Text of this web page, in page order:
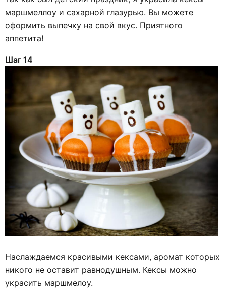
маршмеллоу и сахарной глазурью. Вы можете
оформить выпечку на свой вкус. Приятного
аппетита!
Шаг 14
Наслаждаемся красивыми кексами, аромат которых
никого не оставит равнодушным. Кексы можно
украсить маршмелоу.